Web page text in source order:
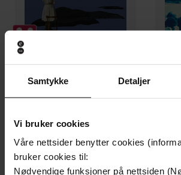
Samtykke Detaljer
Vi bruker cookies
Våre nettsider benytter cookies
bruker cookies til:
Nødvendige funksjoner på nettsiden
399,-
De usynlige
LYDBOK